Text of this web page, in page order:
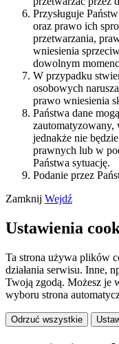
Przysługuje
oraz prawo ich
przetwarzania,
wniesienia
dowolnym
W przypadku
osobowych
prawo wniesienia
Państwa dane
jednakże nie
prawnych lub w
Państwa sytuację.
Podanie przez
Zamknij Wejdź
Ustawienia
Ta strona używa plików
działania serwisu. Inne,
Twoją zgodą. Możesz je
wyboru strona
Odrzuć wszystkie